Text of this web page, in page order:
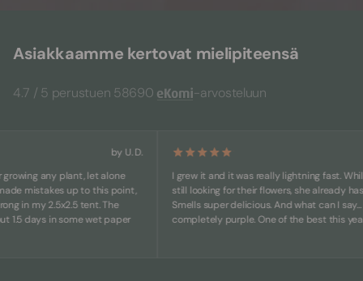
Asiakkaamme kertovat mielipiteensä
4.7 / 5 perustuen 58690 -arvosteluun
by U. D.
any plant, let alone
mistakes up to this point,
my 2.5x2.5 tent. The
days in some wet paper
I grew it and it was really lightning fast. While
still looking for their flowers, she already has big
Smells super delicious. And what can I say...
completely purple. One of the best this year.